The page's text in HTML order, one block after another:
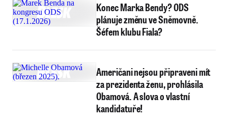
Konec Marka Bendy? ODS
plánuje změnu ve Sněmovně.
Šéfem klubu Fiala?
Američani nejsou připraveni mít
za prezidenta ženu, prohlásila
Obamová. A slova o vlastní
kandidatuře!